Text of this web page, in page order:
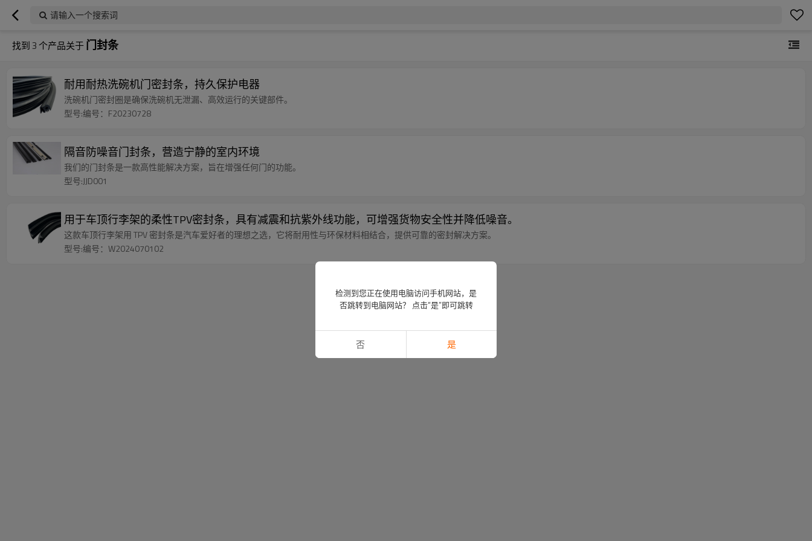
请输入一个搜索词
找到3个产品关于门封条
耐用耐热洗碗机门密封条，持久保护电器
洗碗机门密封圈是确保洗碗机无泄漏、高效运行的关键部件。
型号:编号：F20230728
隔音防噪音门封条，营造宁静的室内环境
我们的门封条是一款高性能解决方案，旨在增强任何门的功能。
型号:JJD001
用于车顶行李架的柔性TPV密封条，具有减震和抗紫外线功能，可增强货物安全性并降低噪音。
这款车顶行李架用 TPV 密封条是汽车爱好者的理想之选，它将耐用性与环保材料相结合，提供可靠的密封解决方案。
型号:编号：W2024070102
检测到您正在使用电脑访问手机网站，是
否跳转到电脑网站？ 点击“是”即可跳转
否 是